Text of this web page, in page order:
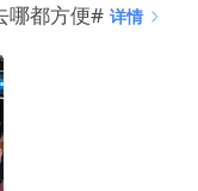
哪都方便# 详情